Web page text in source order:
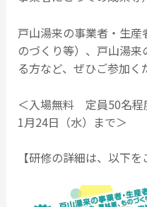
戸山湯来の事業者・生
のづくり等）、戸山湯
る方など、ぜひご参加く
＜入場無料 定員50名
1月24日（水）まで＞
【研修の詳細は、以下を